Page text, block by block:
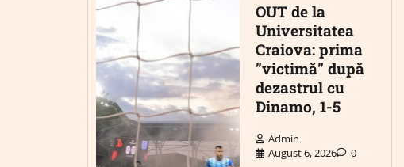
OUT de la
Universitatea
Craiova: prima
”victimă” după
dezastrul cu
Dinamo, 1-5
Admin
August 6, 2026
0